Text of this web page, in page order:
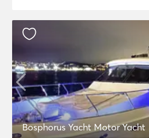
Bosphorus Yacht Motor Yacht